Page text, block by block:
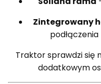
Zintegrowany
Traktor sprawdzi się
dodatkowym